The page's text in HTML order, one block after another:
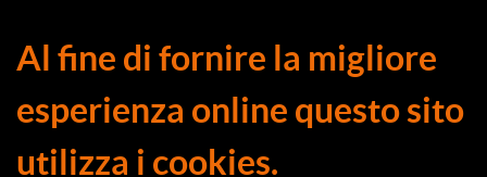
Al fine di fornire la migliore
esperienza online questo sito
utilizza i cookies.